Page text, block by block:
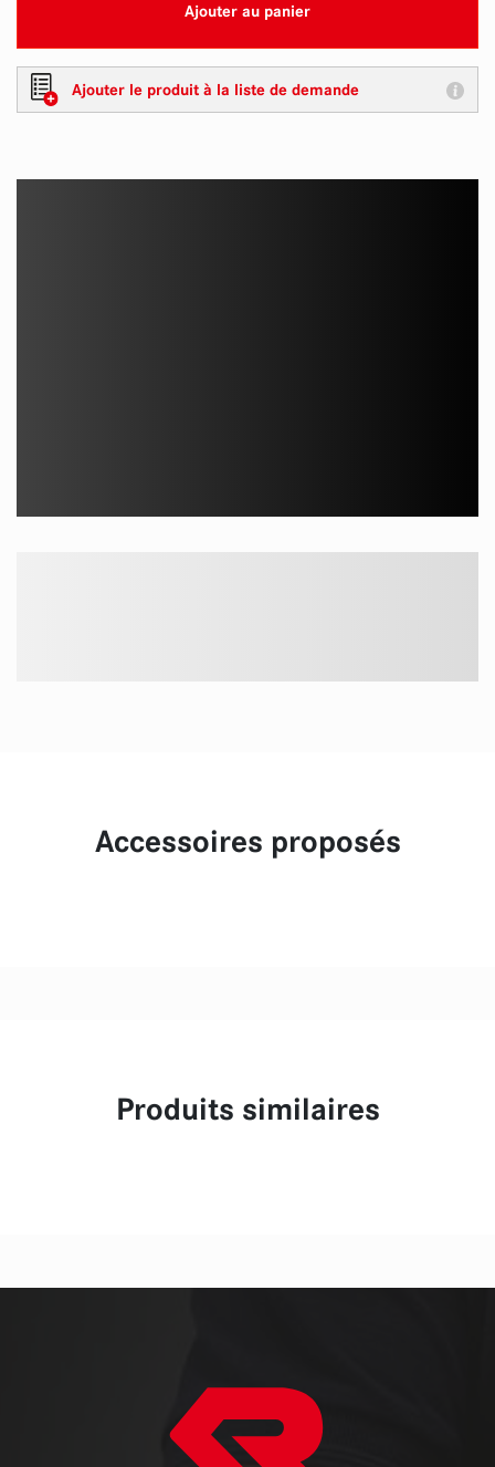
Ajouter au panier
Ajouter le produit à la liste de demande
Accessoires proposés
Produits similaires